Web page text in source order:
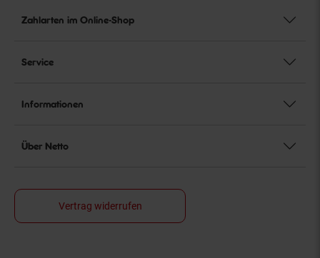
Zahlarten im Online-Shop
Service
Informationen
Über Netto
Vertrag widerrufen